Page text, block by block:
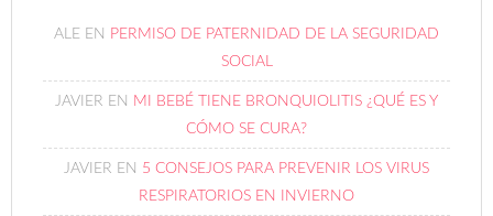
ALE EN PERMISO DE PATERNIDAD DE LA SEGURIDAD
SOCIAL
JAVIER EN MI BEBÉ TIENE BRONQUIOLITIS ¿QUÉ ES Y
CÓMO SE CURA?
JAVIER EN 5 CONSEJOS PARA PREVENIR LOS VIRUS
RESPIRATORIOS EN INVIERNO